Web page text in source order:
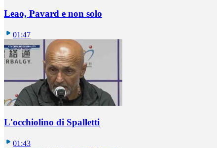
Leao, Pavard e non solo
01:47
L'occhiolino di Spalletti
01:43